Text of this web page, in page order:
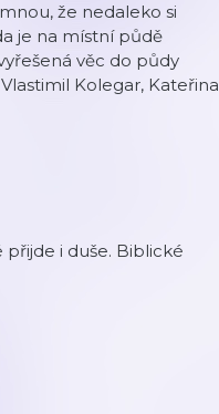
že nedaleko si
je na místní půdě
věc do půdy
Kolegar, Kateřina
i duše. Biblické